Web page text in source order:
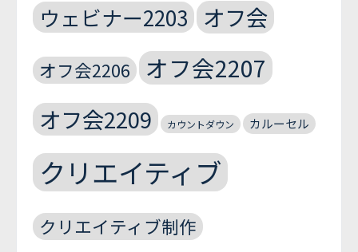
ウェビナー2203 オフ会
オフ会2206 オフ会2207
オフ会2209 カウントダウン カルーセル
クリエイティブ
クリエイティブ制作